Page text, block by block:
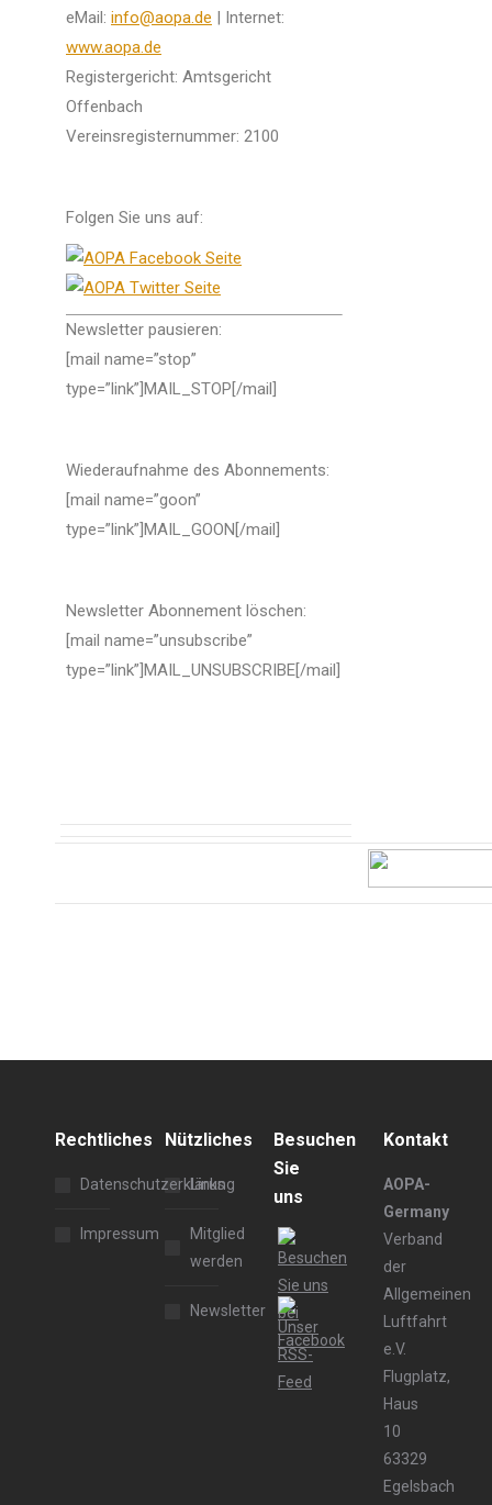
eMail: info@aopa.de | Internet:
www.aopa.de
Registergericht: Amtsgericht
Offenbach
Vereinsregisternummer: 2100
Folgen Sie uns auf:
Newsletter pausieren:
[mail name=”stop”
type=”link”]MAIL_STOP[/mail]
Wiederaufnahme des Abonnements:
[mail name=”goon”
type=”link”]MAIL_GOON[/mail]
Newsletter Abonnement löschen:
[mail name=”unsubscribe”
type=”link”]MAIL_UNSUBSCRIBE[/mail]
Rechtliches
Datenschutzerklärung
Impressum
Nützliches
Links
Mitglied
werden
Newsletter
Besuchen
Sie
uns
Kontakt
AOPA-
Germany
Verband
der
Allgemeinen
Luftfahrt
e.V.
Flugplatz,
Haus
10
63329
Egelsbach